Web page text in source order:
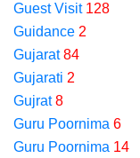
Guest Visit 128
Guidance 2
Gujarat 84
Gujarati 2
Gujrat 8
Guru Poornima 6
Guru Poornima 14